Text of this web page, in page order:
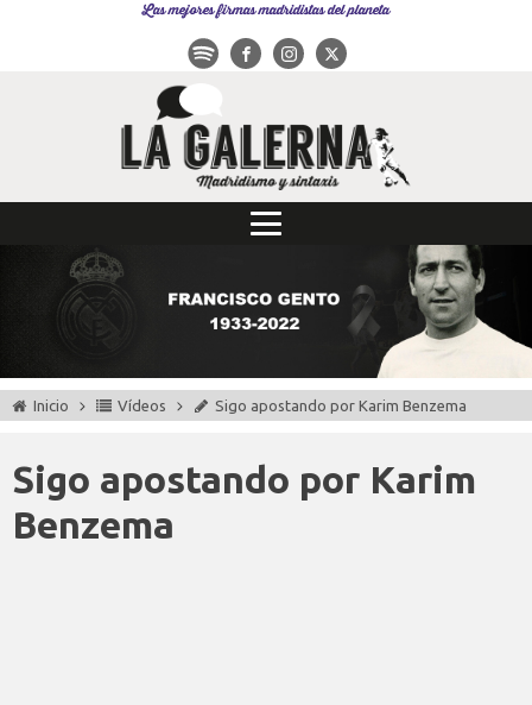
Las mejores firmas madridistas del planeta
Inicio Vídeos Sigo apostando por Karim Benzema
Sigo apostando por Karim
Benzema